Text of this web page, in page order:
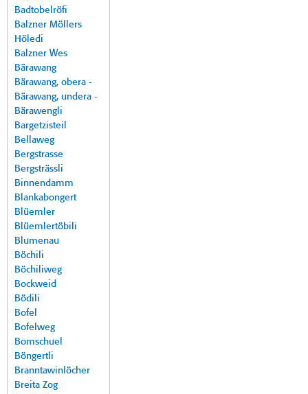
Badtobelröfi
Balzner Möllers
Höledi
Balzner Wes
Bärawang
Bärawang, obera -
Bärawang, undera -
Bärawengli
Bargetzisteil
Bellaweg
Bergstrasse
Bergsträssli
Binnendamm
Blankabongert
Blüemler
Blüemlertöbili
Blumenau
Böchili
Böchiliweg
Bockweid
Bödili
Bofel
Bofelweg
Bomschuel
Böngertli
Branntawinlöcher
Breita Zog